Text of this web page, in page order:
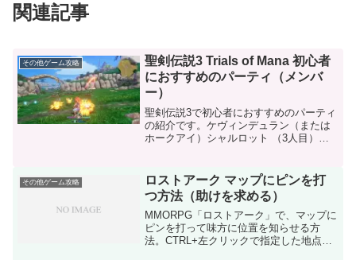
関連記事
その他ゲーム攻略
聖剣伝説3 Trials of Mana 初心者
におすすめのパーティ（メンバ
ー）
聖剣伝説3で初心者におすすめのパーティ
の紹介です。ケヴィンデュラン（または
ホークアイ）シャルロット （3人目）こ
す。まず、ケヴィンは近接攻撃がめちゃ
くちゃ強いです。夜...
その他ゲーム攻略
ロストアーク マップにピンを打
つ方法（助けを求める）
MMORPG「ロストアーク」で、マップに
ピンを打って味方に位置を知らせる方
法。CTRL+左クリックで指定した地点に